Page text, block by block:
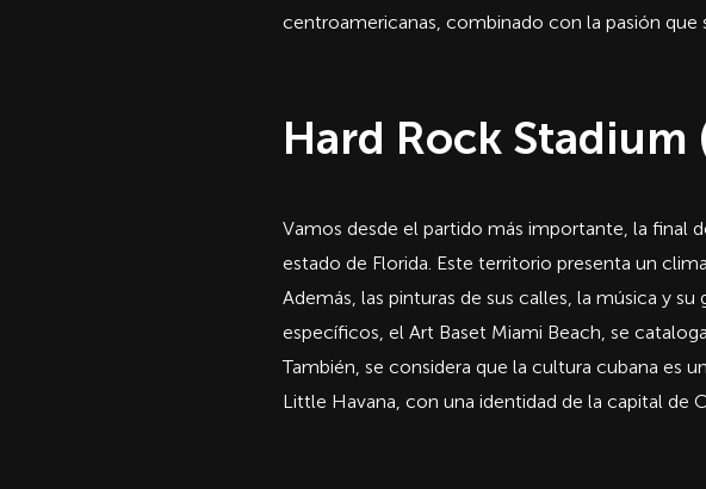
centroamericanas, combinado con la pasión que
Hard Rock
Vamos desde el partido más importante, la final
estado de Florida. Este territorio presenta un
Además, las pinturas de sus calles, la música y
específicos, el Art Baset Miami Beach, se
También, se considera que la cultura cubana es
Little Havana, con una identidad de la capital de